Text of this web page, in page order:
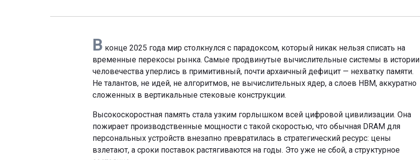
В конце 2025 года мир столкнулся с парадоксом, который никак нельзя списать на
временные перекосы рынка. Самые продвинутые вычислительные системы в истории
человечества уперлись в примитивный, почти архаичный дефицит — нехватку памяти.
Не талантов, не идей, не алгоритмов, не вычислительных ядер, а слоев HBM, аккуратно
сложенных в вертикальные стековые конструкции.
Высокоскоростная память стала узким горлышком всей цифровой цивилизации. Она
пожирает производственные мощности с такой скоростью, что обычная DRAM для
персональных устройств внезапно превратилась в стратегический ресурс: цены
взлетают, а сроки поставок растягиваются на годы. Это уже не сбой, а структурное